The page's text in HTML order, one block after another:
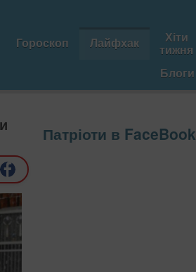
Гороскоп Лайфхак Хіти
тижня
Блоги
Патріоти в FaceBook